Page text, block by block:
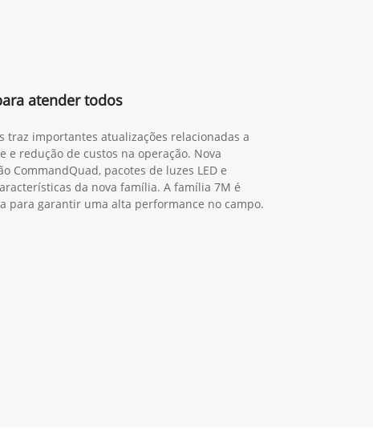
atender todos
traz importantes atualizações relacionadas a
redução de custos na operação. Nova
CommandQuad, pacotes de luzes LED e
da nova família. A família 7M é
para garantir uma alta performance no campo.